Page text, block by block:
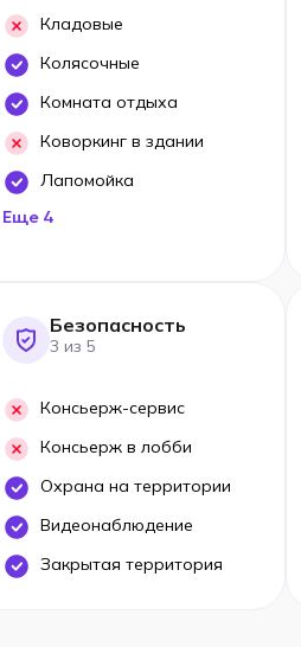
Кладовые
Колясочные
Комната отдыха
Коворкинг в здании
Лапомойка
Еще 4
Безопасность
3 из 5
Консьерж-сервис
Консьерж в лобби
Охрана на территории
Видеонаблюдение
Закрытая территория